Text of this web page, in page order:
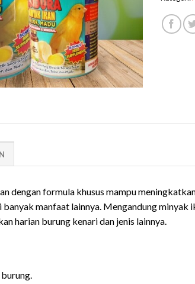
dengan formula khusus mampu
manfaat lainnya. Mengandung
harian burung kenari dan jenis lainnya.